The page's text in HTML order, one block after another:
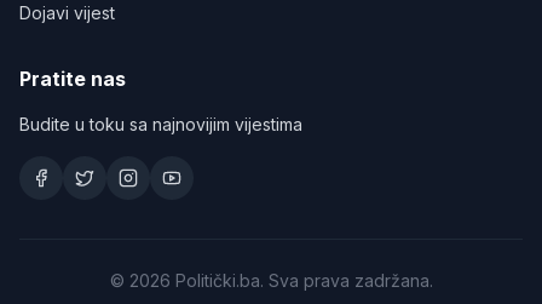
Dojavi vijest
Pratite nas
Budite u toku sa najnovijim vijestima
© 2026 Politički.ba. Sva prava zadržana.